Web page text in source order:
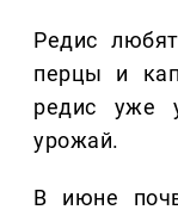
Редис
перцы и
редис уже
урожай.
В июне